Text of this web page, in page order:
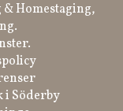
Homestaging,
i Söderby